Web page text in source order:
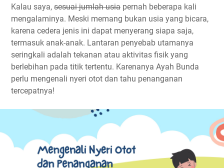
Kalau saya, sesuai jumlah usia pernah beberapa kali
mengalaminya. Meski memang bukan usia yang bicara,
karena cedera jenis ini dapat menyerang siapa saja,
termasuk anak-anak. Lantaran penyebab utamanya
seringkali adalah tekanan atau aktivitas fisik yang
berlebihan pada titik tertentu. Karenanya Ayah Bunda
perlu mengenali nyeri otot dan tahu penanganan
tercepatnya!